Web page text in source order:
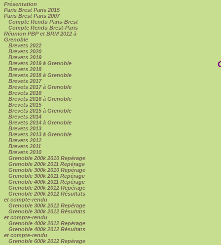
Présentation
Paris Brest Paris 2015
Paris Brest Paris 2007
Compte Rendu Paris-Brest
Compte Rendu Brest-Paris
Réunion PBP et BRM 2012 à
Grenoble
Brevets 2022
Brevets 2020
Brevets 2019
Brevets 2019 à Grenoble
Brevets 2018
Brevets 2018 à Grenoble
Brevets 2017
Brevets 2017 à Grenoble
Brevets 2016
Brevets 2016 à Grenoble
Brevets 2015
Brevets 2015 à Grenoble
Brevets 2014
Brevets 2014 à Grenoble
Brevets 2013
Brevets 2013 à Grenoble
Brevets 2012
Brevets 2011
Brevets 2010
Grenoble 200k 2010 Repérage
Grenoble 200k 2011 Repérage
Grenoble 300k 2010 Repérage
Grenoble 300k 2011 Repérage
Grenoble 400k 2011 Repérage
Grenoble 200k 2012 Repérage
Grenoble 200k 2012 Résultats
et compte-rendu
Grenoble 300k 2012 Repérage
Grenoble 300k 2012 Résultats
et compte-rendu
Grenoble 400k 2012 Repérage
Grenoble 400k 2012 Résultats
et compte-rendu
Grenoble 600k 2012 Repérage